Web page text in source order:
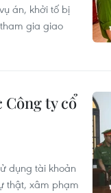
án, khởi tố bị
gia giao
ty cổ
dụng tài khoản
thật, xâm phạm